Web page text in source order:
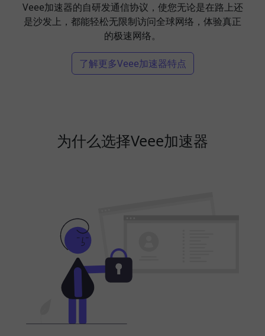
Veee加速器的自研发通信协议，使您无论是在路上还
是沙发上，都能轻松无限制访问全球网络，体验真正
的极速网络。
了解更多Veee加速器特点
为什么选择Veee加速器